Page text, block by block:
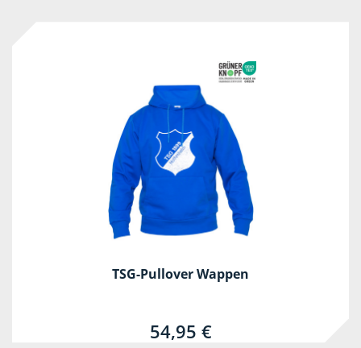
TSG-Pullover Wappen
54,95 €